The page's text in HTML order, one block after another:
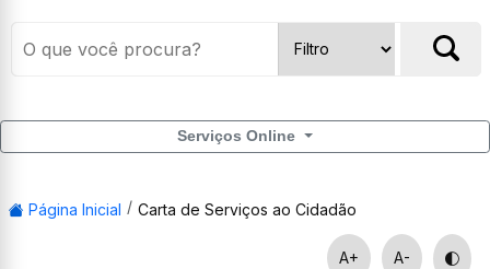
Serviços Online
Página Inicial Carta de Serviços ao Cidadão
A+ A-